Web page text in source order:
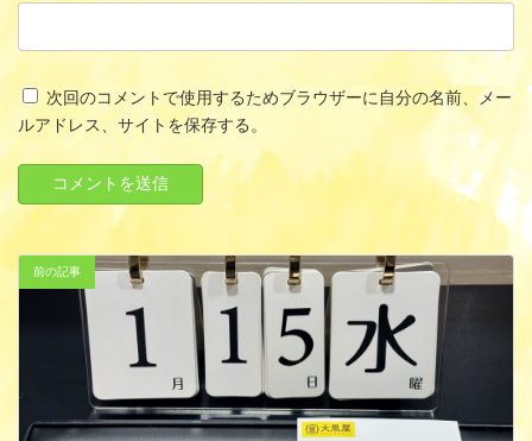
次回のコメントで使用するためブラウザーに自分の名前、メー
ルアドレス、サイトを保存する。
前の記事